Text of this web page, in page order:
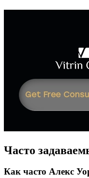
Часто
Как часто Алекс